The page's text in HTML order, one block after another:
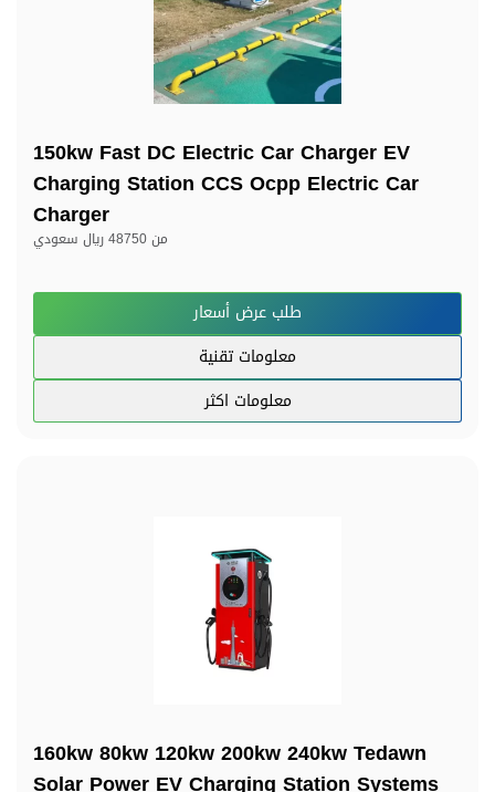
150kw Fast DC Electric Car Charger EV
Charging Station CCS Ocpp Electric Car
Charger
من48750 ريال سعودي
طلب عرض أسعار
معلومات تقنية
معلومات اكثر
160kw 80kw 120kw 200kw 240kw Tedawn